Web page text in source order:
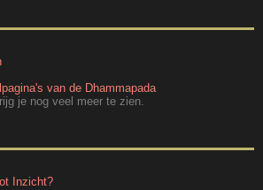
van de Dhammapada
je nog veel meer te zien.
Inzicht?